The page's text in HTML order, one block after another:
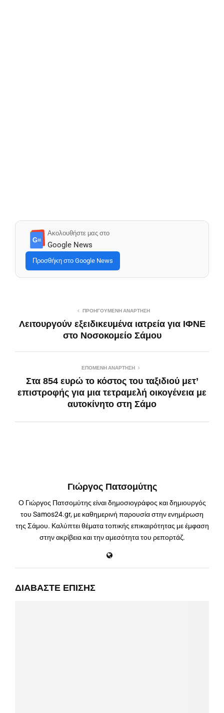
G≡
Ακολουθήστε μας στο
Google News
Προσθήκη στο Google News
ΠΡΟΗΓΟΎΜΕΝΗ ΑΝΆΡΤΗΣΗ
Λειτουργούν εξειδικευμένα ιατρεία για ΙΦΝΕ
στο Νοσοκομείο Σάμου
ΕΠΌΜΕΝΗ ΑΝΆΡΤΗΣΗ
Στα 854 ευρώ το κόστος του ταξιδιού μετ’
επιστροφής για μια τετραμελή οικογένεια με
αυτοκίνητο στη Σάμο
Γιώργος Πατσομύτης
Ο Γιώργος Πατσομύτης είναι δημοσιογράφος και δημιουργός
του Samos24.gr, με καθημερινή παρουσία στην ενημέρωση
της Σάμου. Καλύπτει θέματα τοπικής επικαιρότητας με έμφαση
στην ακρίβεια και την αμεσότητα του ρεπορτάζ.
ΔΙΑΒΆΣΤΕ ΕΠΊΣΗΣ